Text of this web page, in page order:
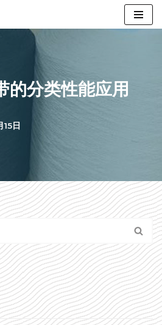
的分类性能应用
日